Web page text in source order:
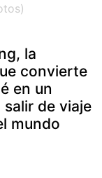
la
convierte
en un
de viaje
mundo